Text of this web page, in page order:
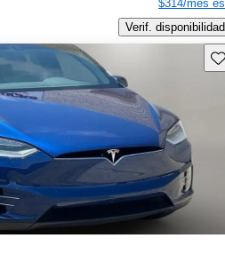
$314/mes
Verif. disponibilidad